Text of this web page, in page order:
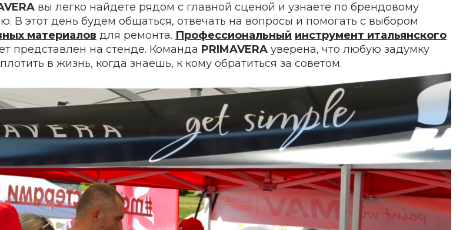
вы легко найдете рядом с главной сценой и узнаете по брендовому
В этот день будем общаться, отвечать на вопросы и помогать с выбором
материалов для ремонта. Профессиональный инструмент итальянского
представлен на стенде. Команда PRIMAVERA уверена, что любую задумку
в жизнь, когда знаешь, к кому обратиться за советом.